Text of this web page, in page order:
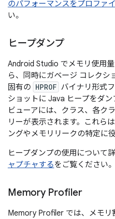
のパフォーマンスをプロファ
い。
ヒープダンプ
Android Studio でメモリ使用
ら、同時にガベージ コレクシ
固有の HPROF バイナリ形式
ショットに Java ヒープをダ
ビューアには、クラス、各ク
リーが表示されます。これら
ングやメモリリークの特定に役
ヒープダンプの使用について詳
ャプチャするをご覧ください。
Memory Profiler
Memory Profiler では、メモリ